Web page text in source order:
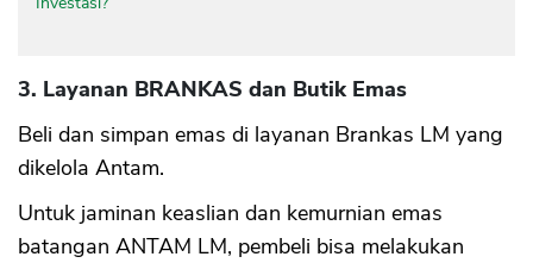
3. Layanan BRANKAS dan Butik Emas
Beli dan simpan emas di layanan Brankas LM yang
dikelola Antam.
Untuk jaminan keaslian dan kemurnian emas
batangan ANTAM LM, pembeli bisa melakukan